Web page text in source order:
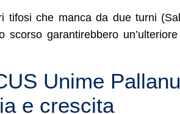
tifosi che manca da due turni
garantirebbero
Unime
e crescita